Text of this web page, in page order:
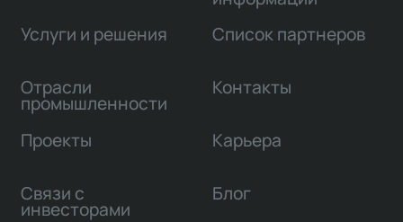
Услуги и решения
Отрасли
промышленности
Проекты
Связи с
инвесторами
Список партнеров
Контакты
Карьера
Блог